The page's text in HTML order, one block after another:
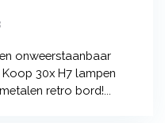
onweerstaanbaar
30x H7 lampen
retro bord!...